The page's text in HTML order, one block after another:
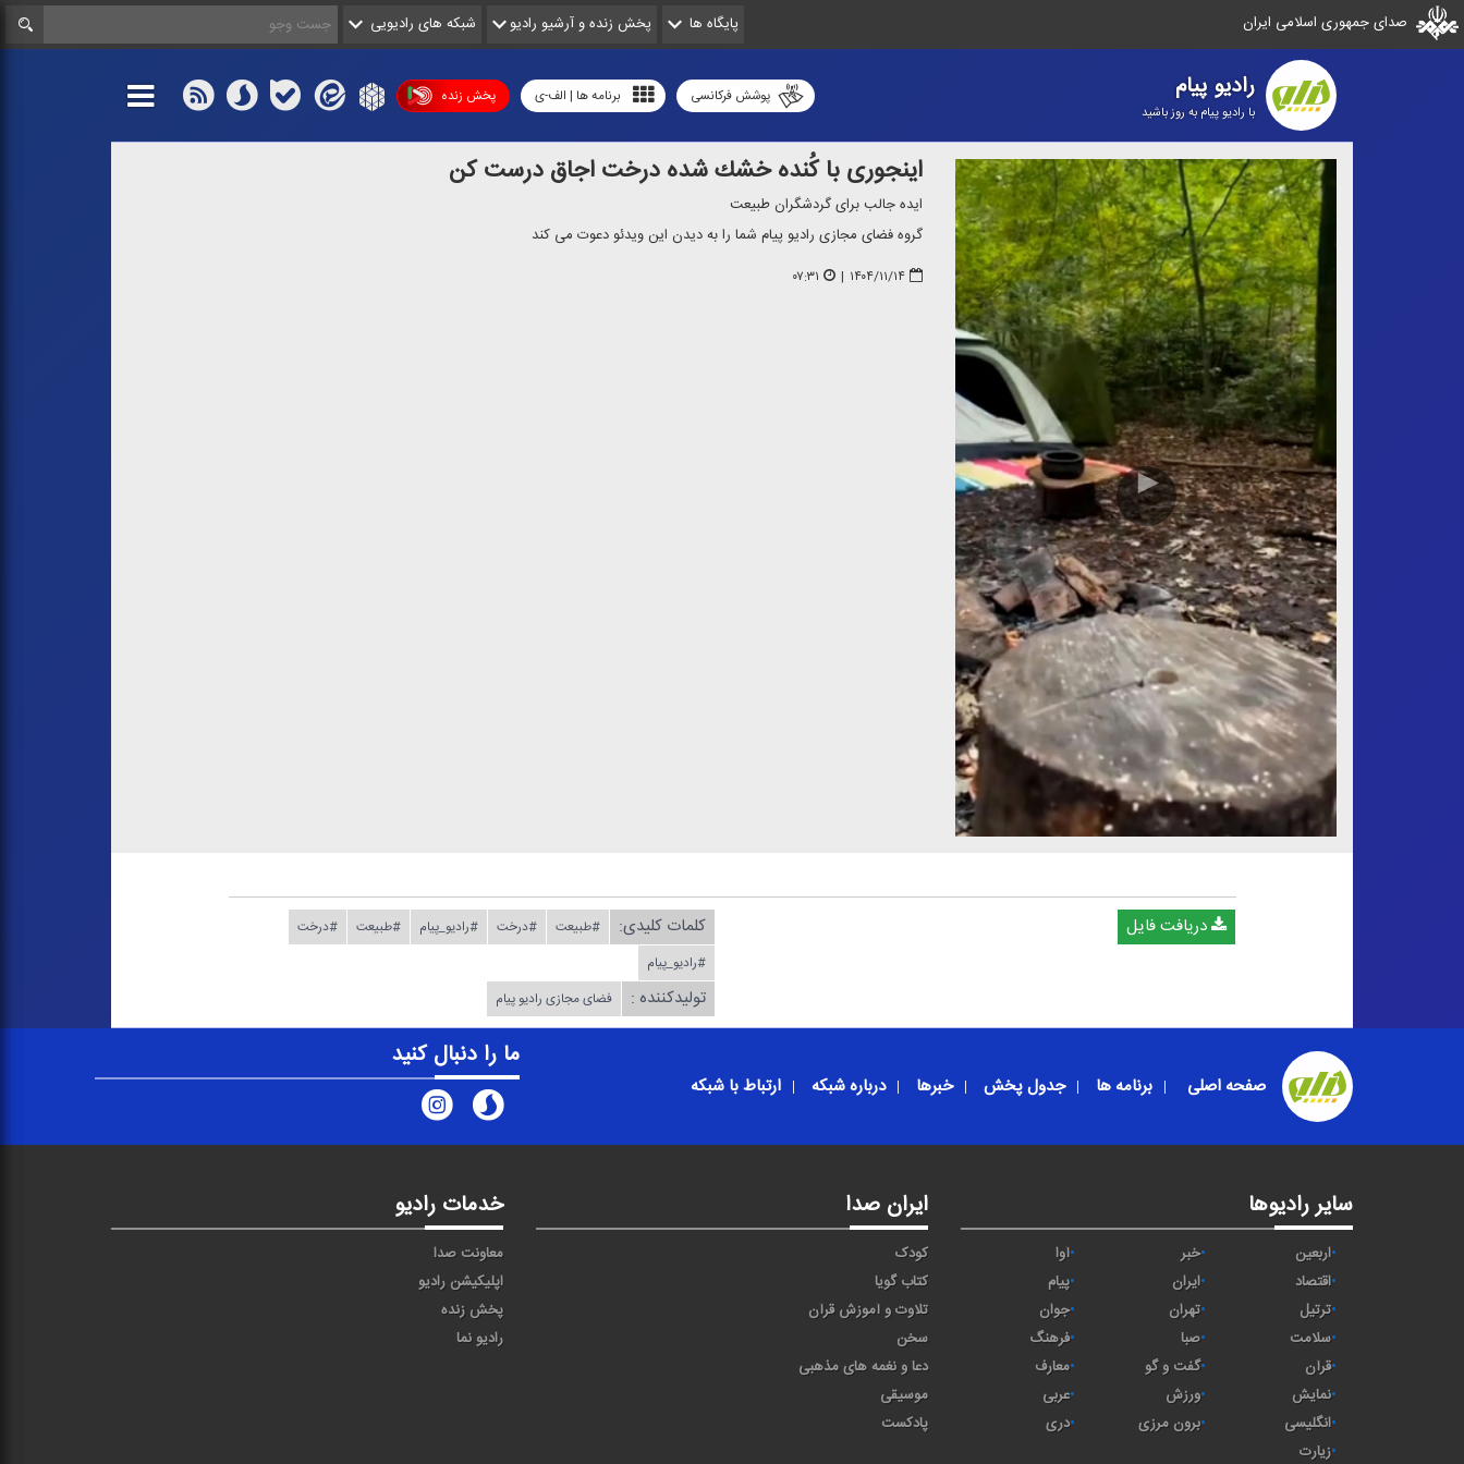
صدای جمهوری اسلامی ایران پایگاه ها پخش زنده و آرشیو رادیو شبکه های رادیویی
رادیو پیام
با رادیو پیام به روز باشید
پخش زنده برنامه ها | الف-ی پوشش فرکانسی
اینجوری با كُنده خشك شده درخت اجاق درست كن
ایده جالب برای گردشگران طبیعت
گروه فضای مجازی رادیو پیام شما را به دیدن این ویدئو دعوت می كند
۱۴۰۴/۱۱/۱۴ | ۰۷:۳۱
دریافت فایل کلمات کلیدی: #طبیعت #درخت #رادیو_پیام #طبیعت
#درخت
#رادیو_پیام
تولیدکننده : فضای مجازی رادیو پیام
صفحه اصلی برنامه ها جدول پخش خبرها درباره شبکه ارتباط با شبکه
ما را دنبال کنید
سایر رادیوها
اربعین خبر
آوا
اقتصاد
ايران
پیام
ترتیل
تهران
جوان
سلامت
صبا
فرهنگ
قرآن
گفت و گو
معارف
نمایش
ورزش
عربی
انگلیسی
برون مرزی
دری
زیارت
ایران صدا
کودک
کتاب گویا
تلاوت و آموزش قرآن
سخن
دعا و نغمه های مذهبی
موسیقی
پادکست
خدمات رادیو
معاونت صدا
اپلیکیشن رادیو
پخش زنده
رادیو نما